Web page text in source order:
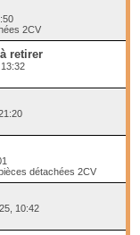
2CV
retirer
détachées 2CV
10:42